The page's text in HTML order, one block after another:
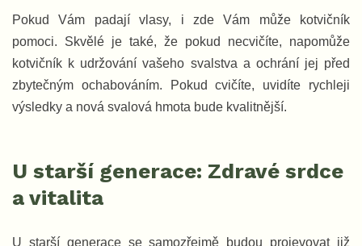
Pokud Vám padají vlasy, i zde Vám může kotvičník
pomoci. Skvělé je také, že pokud necvičíte, napomůže
kotvičník k udržování vašeho svalstva a ochrání jej před
zbytečným ochabováním. Pokud cvičíte, uvidíte rychleji
výsledky a nová svalová hmota bude kvalitnější.
U starší generace: Zdravé srdce
a vitalita
U starší generace se samozřejmě budou projevovat již